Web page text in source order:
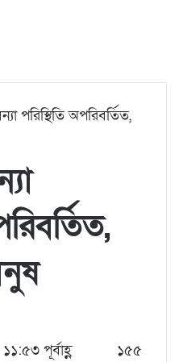
পরিস্থিতি অপরিবর্তিত,
পূর্বাহ্ণ ১৫৫